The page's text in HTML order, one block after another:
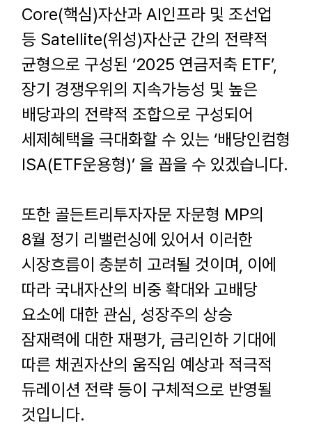
Core(핵심)자산과 AI인프라 및 조선업
등 Satellite(위성)자산군 간의 전략적
균형으로 구성된 ‘2025 연금저축 ETF’,
장기 경쟁우위의 지속가능성 및 높은
배당과의 전략적 조합으로 구성되어
세제혜택을 극대화할 수 있는 ‘배당인컴형
ISA(ETF운용형)’ 을 꼽을 수 있겠습니다.
또한 골든트리투자자문 자문형 MP의
8월 정기 리밸런싱에 있어서 이러한
시장흐름이 충분히 고려될 것이며, 이에
따라 국내자산의 비중 확대와 고배당
요소에 대한 관심, 성장주의 상승
잠재력에 대한 재평가, 금리인하 기대에
따른 채권자산의 움직임 예상과 적극적
듀레이션 전략 등이 구체적으로 반영될
것입니다.